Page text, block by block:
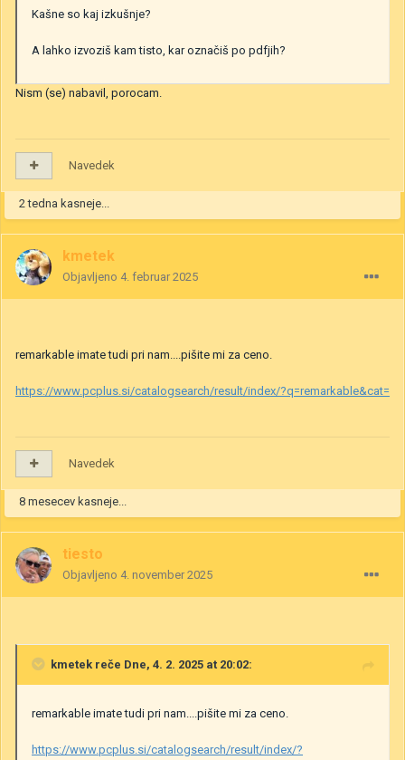
Kašne so kaj izkušnje?
A lahko izvoziš kam tisto, kar označiš po pdfjih?
Nism (se) nabavil, porocam.
Navedek
2 tedna kasneje...
kmetek
Objavljeno 4. februar 2025
remarkable imate tudi pri nam....pišite mi za ceno.
https://www.pcplus.si/catalogsearch/result/index/?q=remarkable&cat=
Navedek
8 mesecev kasneje...
tiesto
Objavljeno 4. november 2025
kmetek reče Dne, 4. 2. 2025 at 20:02:
remarkable imate tudi pri nam....pišite mi za ceno.
https://www.pcplus.si/catalogsearch/result/index/?